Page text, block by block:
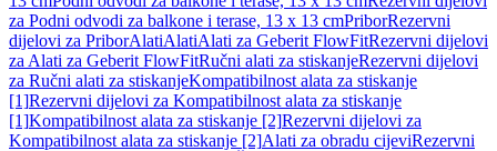
za Podni odvodi za balkone i terase, 13 x 13 cmPriborRezervni
dijelovi za PriborAlatiAlatiAlati za Geberit FlowFitRezervni dijelovi
za Alati za Geberit FlowFitRučni alati za stiskanjeRezervni dijelovi
za Ručni alati za stiskanjeKompatibilnost alata za stiskanje
[1]Rezervni dijelovi za Kompatibilnost alata za stiskanje
[1]Kompatibilnost alata za stiskanje [2]Rezervni dijelovi za
Kompatibilnost alata za stiskanje [2]Alati za obradu cijeviRezervni